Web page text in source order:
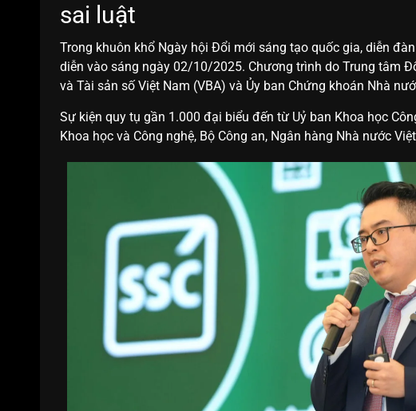
sai luật
Trong khuôn khổ Ngày hội Đổi mới sáng tạo quốc gia, diễn
diễn vào sáng ngày 02/10/2025. Chương trình do Trung tâm
và Tài sản số Việt Nam (VBA) và Ủy ban Chứng khoán Nhà
Sự kiện quy tụ gần 1.000 đại biểu đến từ Uỷ ban Khoa học
Khoa học và Công nghệ, Bộ Công an, Ngân hàng Nhà nước